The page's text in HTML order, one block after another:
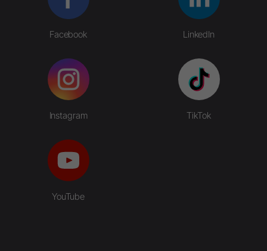
Facebook LinkedIn
Instagram TikTok
YouTube